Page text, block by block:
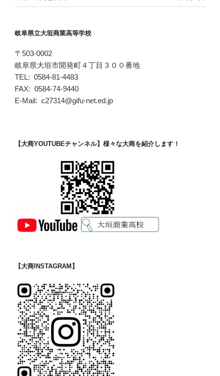
岐阜県立大垣商業高等学校
〒503-0002
岐阜県大垣市開発町４丁目３００番地
TEL: 0584-81-4483
FAX: 0584-74-9440
E-Mail: c27314@gifu-net.ed.jp
【大商YOUTUBEチャンネル】様々な大商を紹介します！
【大商INSTAGRAM】